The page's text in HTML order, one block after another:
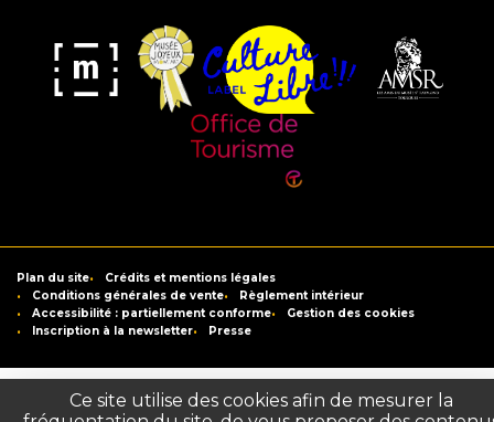
Ce site utilise des cookies afin de mesurer la
Musée
Joyeux
Label
Culture
Tourisme
de
Toulouse
Plan du site
Crédits et mentions légales
Conditions générales de vente
Règlement intérieur
Accessibilité : partiellement conforme
Gestion des cookies
Inscription à la newsletter
Presse